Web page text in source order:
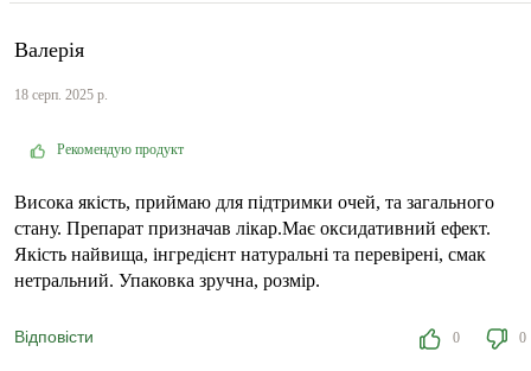
Валерія
18 серп. 2025 р.
Рекомендую продукт
Висока якість, приймаю для підтримки очей, та загального
стану. Препарат призначав лікар.Має оксидативний ефект.
Якість найвища, інгредієнт натуральні та перевірені, смак
нетральний. Упаковка зручна, розмір.
Відповісти 0 0